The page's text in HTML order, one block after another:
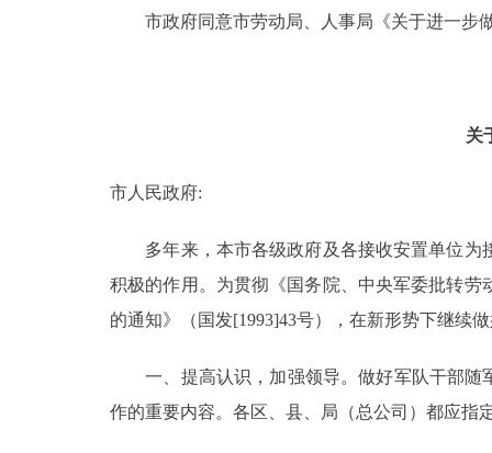
政民互动
参与调查
市政府同意市劳动局、人事局《关于进一步做
关
市人民政府:
多年来，本市各级政府及各接收安置单位为
积极的作用。为贯彻《国务院、中央军委批转
的通知》（国发[1993]43号），在新形势下继续
一、提高认识，加强领导。做好军队干部随
作的重要内容。各区、县、局（总公司）都应指